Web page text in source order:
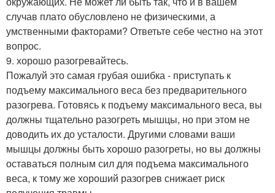
случав плато обусловлено не физическими, а
умственными факторами? Ответьте себе честно на этот
вопрос.
9. хорошо разогревайтесь.
Пожалуй это самая грубая ошибка - приступать к
подъему максимального веса без предварительного
разогрева. Готовясь к подъему максимального веса, вы
должны тщательно разогреть мышцы, но при этом не
доводить их до усталости. Другими словами ваши
мышцы должны быть хорошо разогреты, но вы должны
оставаться полным сил для подъема максимального
веса, к тому же хороший разогрев снижает риск